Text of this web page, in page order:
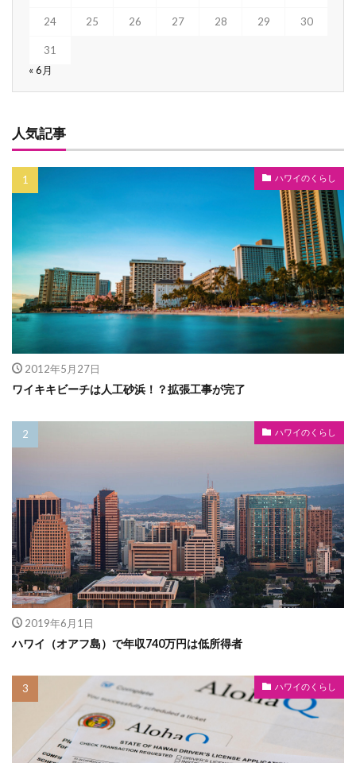
24 25 26 27 28 29 30
31
« 6月
人気記事
ハワイのくらし
2012年5月27日
ワイキキビーチは人工砂浜！？拡張工事が完了
ハワイのくらし
2019年6月1日
ハワイ（オアフ島）で年収740万円は低所得者
ハワイのくらし